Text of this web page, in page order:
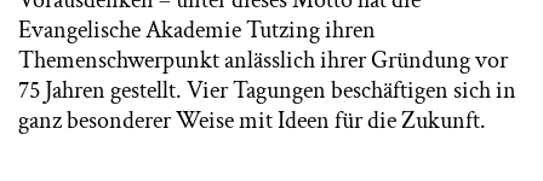
Evangelische Akademie Tutzing ihren
Themenschwerpunkt anlässlich ihrer Gründung vor
75 Jahren gestellt. Vier Tagungen beschäftigen sich in
ganz besonderer Weise mit Ideen für die Zukunft.